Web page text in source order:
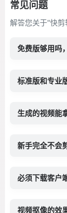
常见问题
解答您关于"快
免费版够用吗
标准版和专业
生成的视频能
新手完全不会
必须下载客户
视频抠像的效